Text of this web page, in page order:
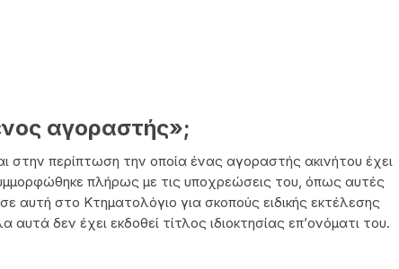
αγοραστής»;
στην περίπτωση την οποία ένας αγοραστής ακινήτου έχει
πλήρως με τις υποχρεώσεις του, όπως αυτές
στο Κτηματολόγιο για σκοπούς ειδικής εκτέλεσης
δεν έχει εκδοθεί τίτλος ιδιοκτησίας επ’ονόματι του.